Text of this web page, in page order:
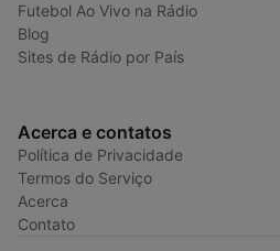
Futebol Ao Vivo na Rádio
Blog
Sites de Rádio por País
Acerca e contatos
Política de Privacidade
Termos do Serviço
Acerca
Contato